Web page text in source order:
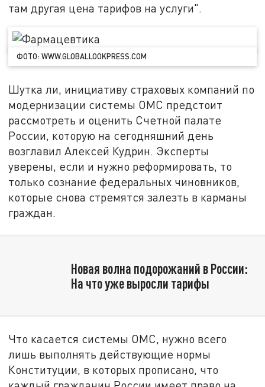
там другая цена тарифов на услуги".
ФОТО: WWW.GLOBALLOOKPRESS.COM
Шутка ли, инициативу страховых компаний по
модернизации системы ОМС предстоит
рассмотреть и оценить Счетной палате
России, которую на сегодняшний день
возглавил Алексей Кудрин. Эксперты
уверены, если и нужно реформировать, то
только сознание федеральных чиновников,
которые снова стремятся залезть в карманы
граждан.
Новая волна подорожаний в России:
На что уже выросли тарифы
Что касается системы ОМС, нужно всего
лишь выполнять действующие нормы
Конституции, в которых прописано, что